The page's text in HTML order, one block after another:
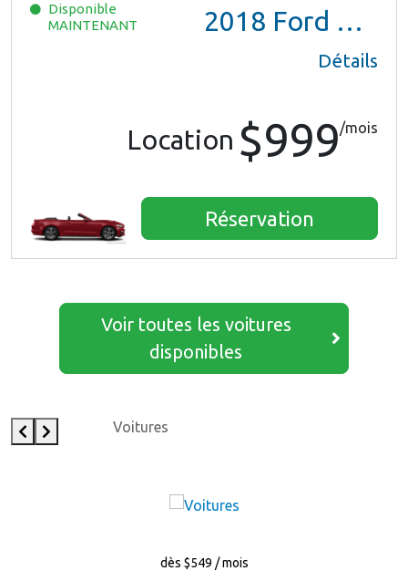
Disponible
MAINTENANT
2018 Ford Mustang
Détails
Location $999/mois
Réservation
Voir toutes les voitures
disponibles
Voitures
dès $549 / mois